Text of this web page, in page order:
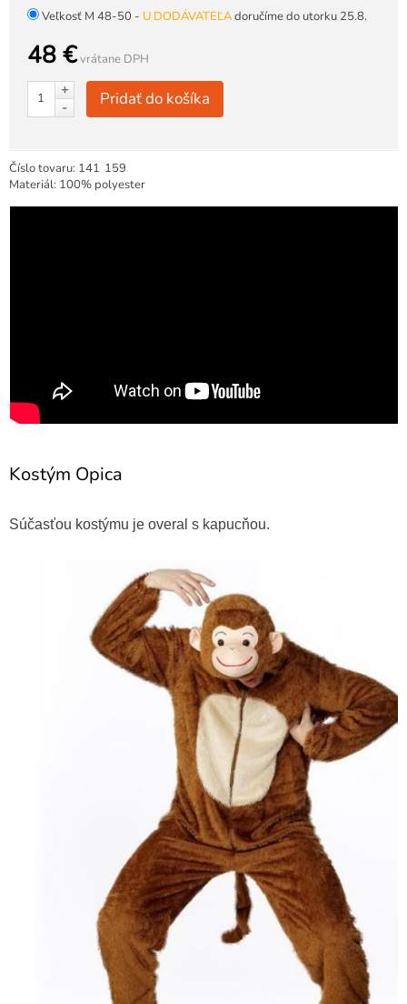
Veľkosť M 48-50 - U DODÁVATEĽAdoručíme do utorku 25.8.
48 €vrátane DPH
+
-
Pridať do košíka
Číslo tovaru: 141 159
Materiál: 100% polyester
Kostým Opica
Súčasťou kostýmu je overal s kapucňou.